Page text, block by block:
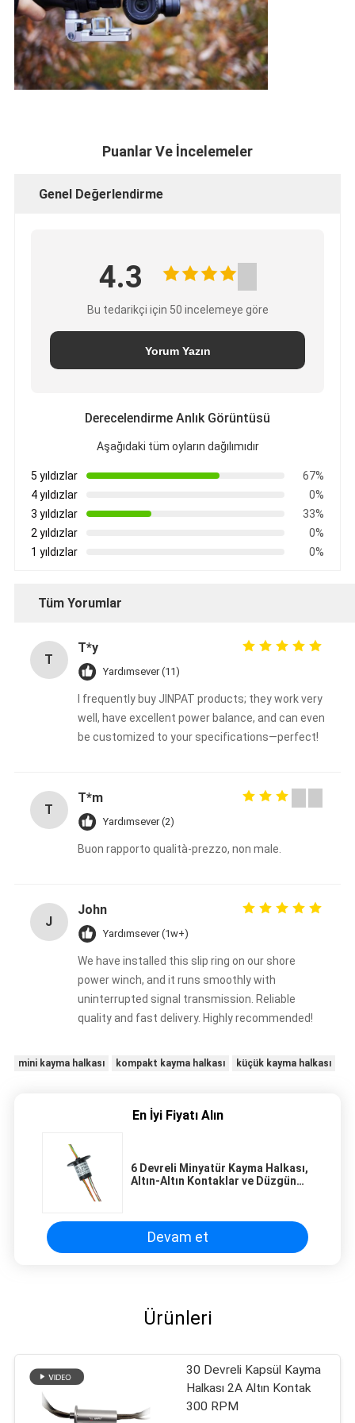
Puanlar Ve İncelemeler
Genel Değerlendirme
4.3
Bu tedarikçi için 50 incelemeye göre
Yorum Yazın
Derecelendirme Anlık Görüntüsü
Aşağıdaki tüm oyların dağılımıdır
5 yıldızlar
67%
4 yıldızlar
0%
3 yıldızlar
33%
2 yıldızlar
0%
1 yıldızlar
0%
Tüm Yorumlar
T
T*y
Yardımsever (11)
I frequently buy JINPAT products; they work very
well, have excellent power balance, and can even
be customized to your specifications—perfect!
T
T*m
Yardımsever (2)
Buon rapporto qualità-prezzo, non male.
J
John
Yardımsever (1w+)
We have installed this slip ring on our shore
power winch, and it runs smoothly with
uninterrupted signal transmission. Reliable
quality and fast delivery. Highly recommended!
mini kayma halkası kompakt kayma halkası küçük kayma halkası
En İyi Fiyatı Alın
6 Devreli Minyatür Kayma Halkası,
Altın-Altın Kontaklar ve Düzgün
Devam et
Ürünleri
30 Devreli Kapsül Kayma
Halkası 2A Altın Kontak
300 RPM